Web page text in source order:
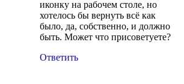
иконку на рабочем столе, но
хотелось бы вернуть всё как
было, да, собственно, и должно
быть. Может что присоветуете?
Ответить